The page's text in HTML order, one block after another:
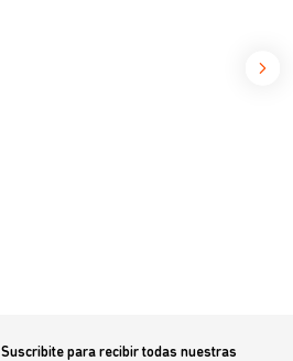
Suscribite para recibir todas nuestras